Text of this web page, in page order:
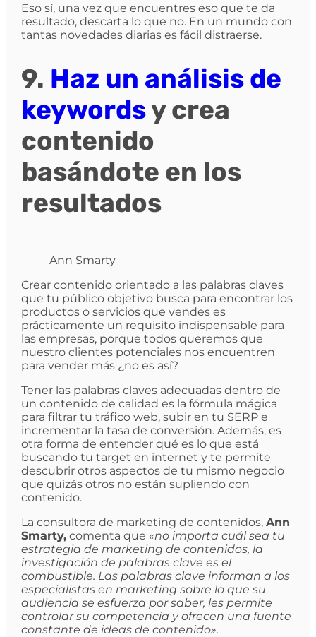
Eso sí, una vez que encuentres eso que te da
resultado, descarta lo que no. En un mundo con
tantas novedades diarias es fácil distraerse.
9. Haz un análisis de
keywordsy crea
contenido
basándote en los
resultados
Ann Smarty
Crear contenido orientado a las palabras claves
que tu público objetivo busca para encontrar los
productos o servicios que vendes es
prácticamente un requisito indispensable para
las empresas, porque todos queremos que
nuestro clientes potenciales nos encuentren
para vender más ¿no es así?
Tener las palabras claves adecuadas dentro de
un contenido de calidad es la fórmula mágica
para filtrar tu tráfico web, subir en tu SERP e
incrementar la tasa de conversión. Además, es
otra forma de entender qué es lo que está
buscando tu target en internet y te permite
descubrir otros aspectos de tu mismo negocio
que quizás otros no están supliendo con
contenido.
La consultora de marketing de contenidos, Ann
Smarty,comenta que «no importa cuál sea tu
estrategia de marketing de contenidos, la
investigación de palabras clave es el
combustible. Las palabras clave informan a los
especialistas en marketing sobre lo que su
audiencia se esfuerza por saber, les permite
controlar su competencia y ofrecen una fuente
constante de ideas de contenido».